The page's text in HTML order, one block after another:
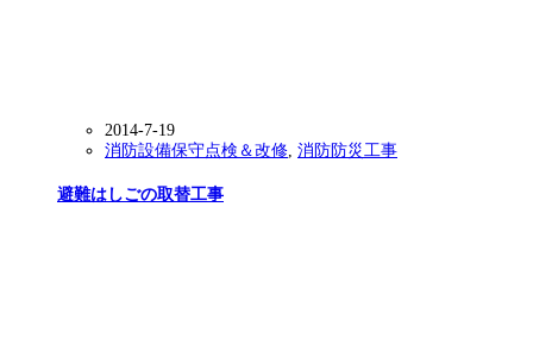
2014-7-19
消防設備保守点検＆改修, 消防防災工事
避難はしごの取替工事